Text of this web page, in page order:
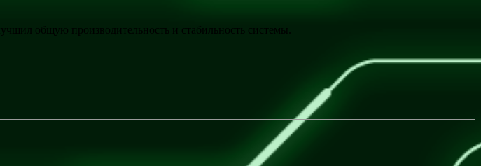
общую производительность и стабильность системы.